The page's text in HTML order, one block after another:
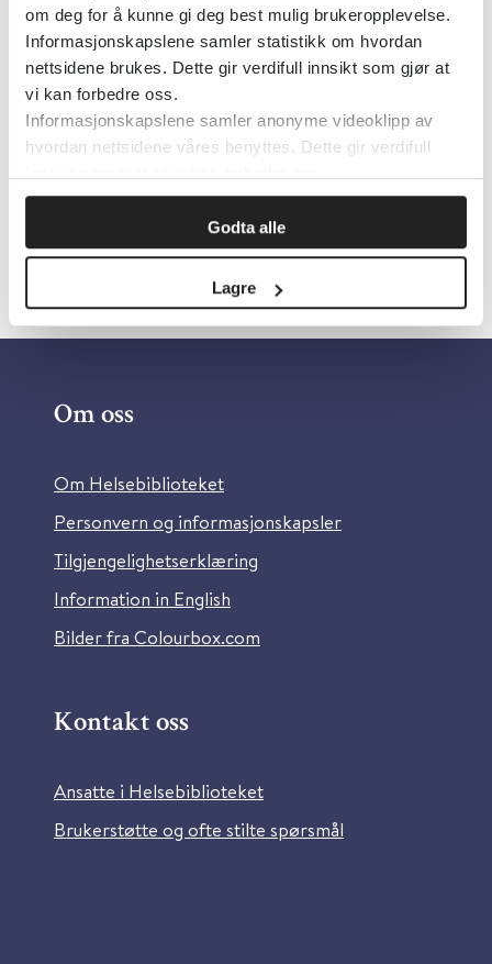
om deg for å kunne gi deg best mulig brukeropplevelse.
Informasjonskapslene samler statistikk om hvordan
nettsidene brukes. Dette gir verdifull innsikt som gjør at
vi kan forbedre oss.
Informasjonskapslene samler anonyme videoklipp av
hvordan nettsidene våres benyttes. Dette gir verdifull
Godta alle
Lagre
Publisert 17. juni 2024
Klikk her for å lese saken.
Om oss
Om Helsebiblioteket
Personvern og informasjonskapsler
Tilgjengelighetserklæring
Information in English
Bilder fra Colourbox.com
Kontakt oss
Ansatte i Helsebiblioteket
Brukerstøtte og ofte stilte spørsmål